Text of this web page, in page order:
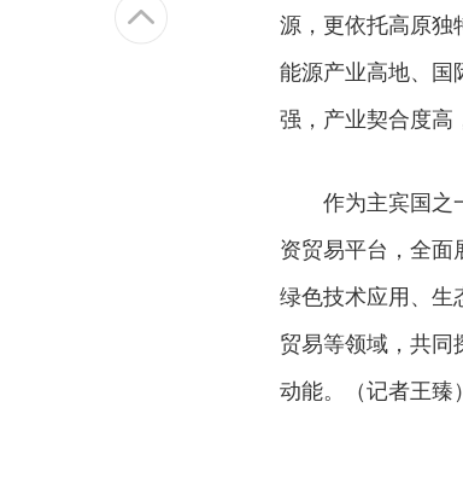
源，更依托高原独
能源产业高地、国
强，产业契合度高
作为主宾国之
资贸易平台，全面
绿色技术应用、生
贸易等领域，共同
动能。（记者王臻）